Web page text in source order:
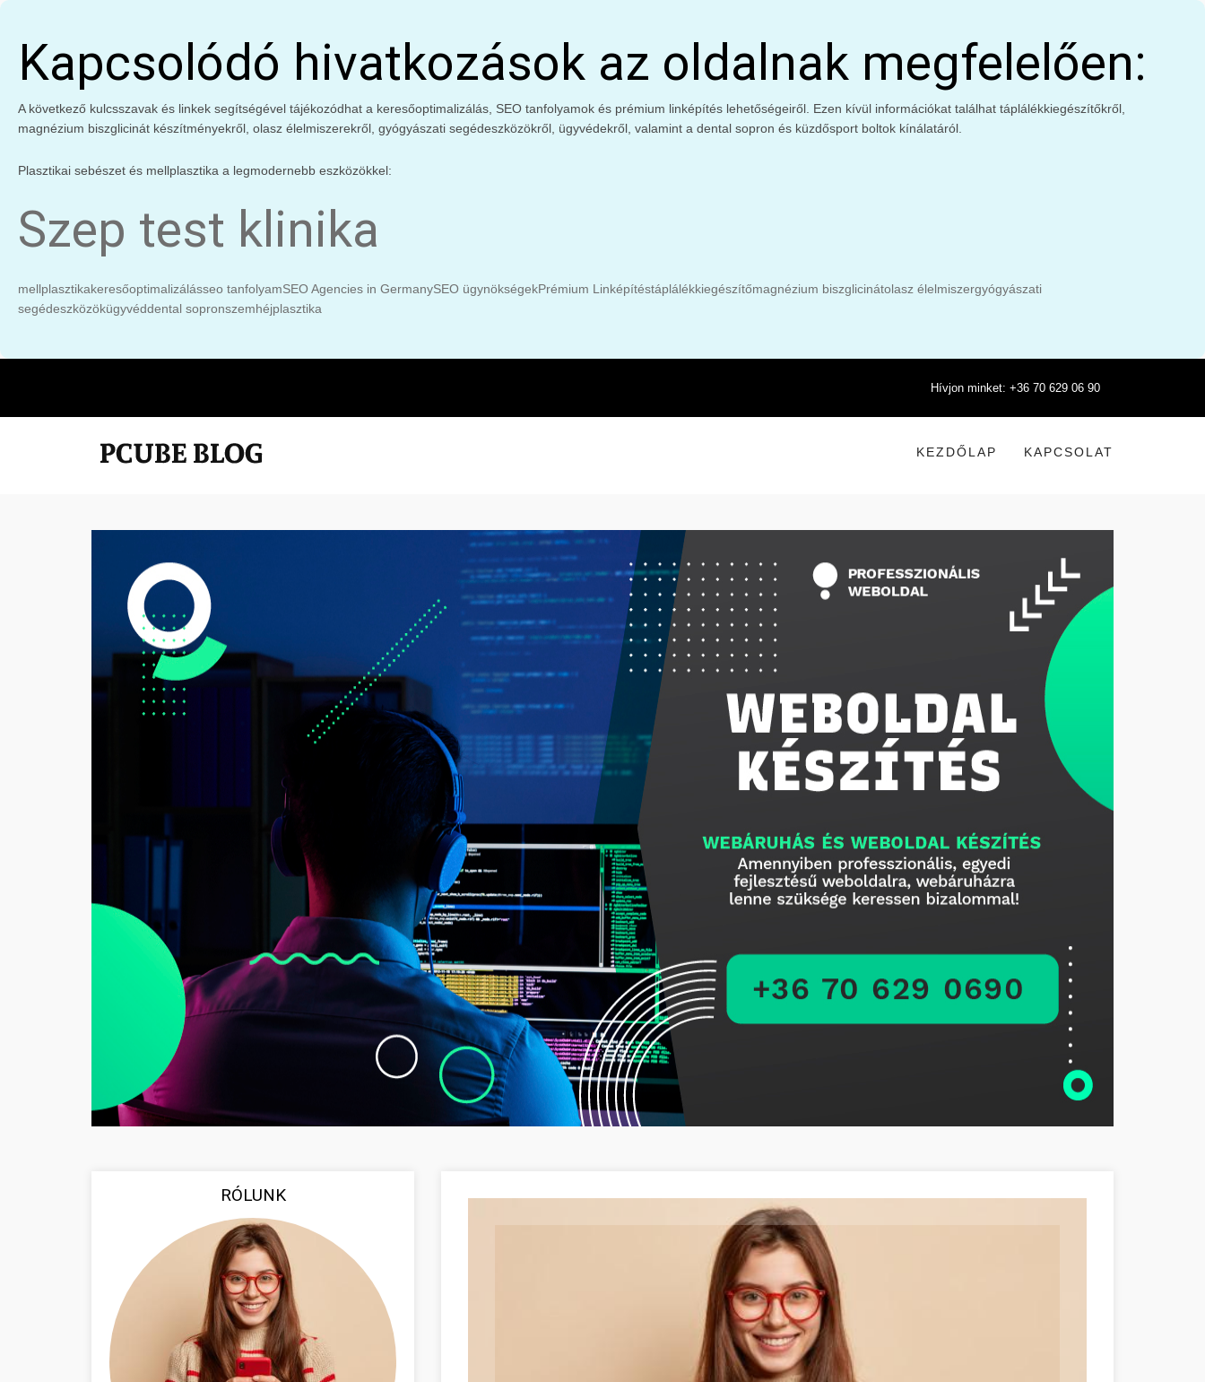
Kapcsolódó hivatkozások az oldalnak megfelelően:
A következő kulcsszavak és linkek segítségével tájékozódhat a keresőoptimalizálás, SEO tanfolyamok és prémium linképítés lehetőségeiről. Ezen kívül információkat találhat táplálékkiegészítőkről,
magnézium biszglicinát készítményekről, olasz élelmiszerekről, gyógyászati segédeszközökről, ügyvédekről, valamint a dental sopron és küzdősport boltok kínálatáról.
Plasztikai sebészet és mellplasztika a legmodernebb eszközökkel:
Szep test klinika
mellplasztikakeresőoptimalizálásseo tanfolyamSEO Agencies in GermanySEO ügynökségekPrémium Linképítéstáplálékkiegészítőmagnézium biszglicinátolasz élelmiszergyógyászati
segédeszközökügyvéddental sopronszemhéjplasztika
Hívjon minket: +36 70 629 06 90
KEZDŐLAP KAPCSOLAT
RÓLUNK